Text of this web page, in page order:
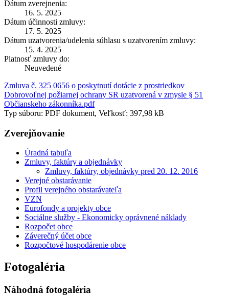
Dátum zverejnenia:
16. 5. 2025
Dátum účinnosti zmluvy:
17. 5. 2025
Dátum uzatvorenia/udelenia súhlasu s uzatvorením zmluvy:
15. 4. 2025
Platnosť zmluvy do:
Neuvedené
Zmluva č. 325 0656 o poskytnutí dotácie z prostriedkov
Dobrovoľnej požiarnej ochrany SR uzatvorená v zmysle § 51
Občianskeho zákonníka.pdf
Typ súboru: PDF dokument, Veľkosť: 397,98 kB
Zverejňovanie
Úradná tabuľa
Zmluvy, faktúry a objednávky
Zmluvy, faktúry, objednávky pred 20. 12. 2016
Verejné obstarávanie
Profil verejného obstarávateľa
VZN
Eurofondy a projekty obce
Sociálne služby - Ekonomicky oprávnené náklady
Rozpočet obce
Záverečný účet obce
Rozpočtové hospodárenie obce
Fotogaléria
Náhodná fotogaléria